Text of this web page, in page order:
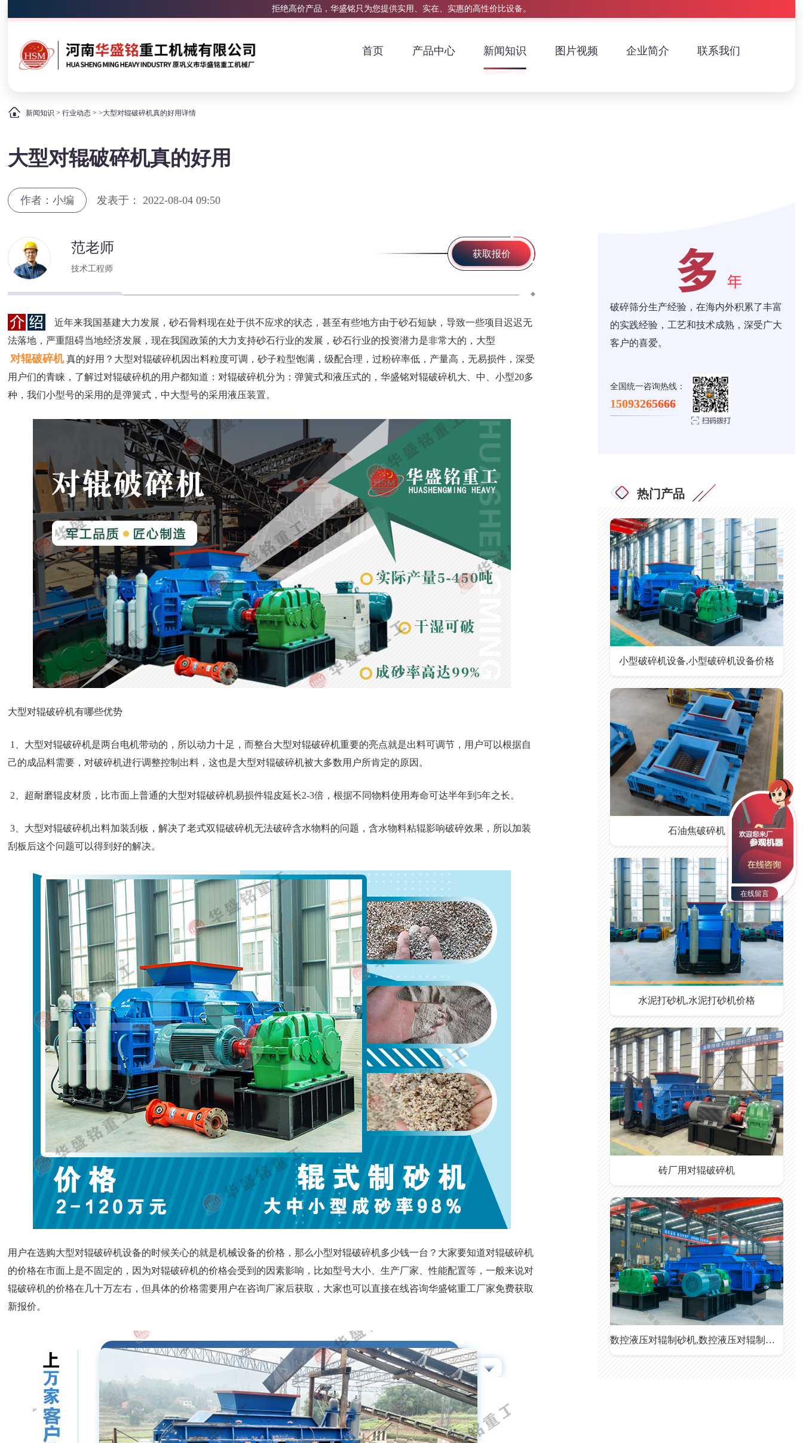
拒绝高价产品，华盛铭只为您提供实用、实在、实惠的高性价比设备。
首页 产品中心 新闻知识 图片视频 企业简介 联系我们
新闻知识 >行业动态 > >大型对辊破碎机真的好用详情
大型对辊破碎机真的好用
作者：小编 发表于： 2022-08-04 09:50
范老师
技术工程师
获取报价
近年来我国基建大力发展，砂石骨料现在处于供不应求的状态，甚至有些地方由于砂石短缺，导致一些项目迟迟无
法落地，严重阻碍当地经济发展，现在我国政策的大力支持砂石行业的发展，砂石行业的投资潜力是非常大的，大型
对辊破碎机 真的好用？大型对辊破碎机因出料粒度可调，砂子粒型饱满，级配合理，过粉碎率低，产量高，无易损件，深受
用户们的青睐，了解过对辊破碎机的用户都知道：对辊破碎机分为：弹簧式和液压式的，华盛铭对辊破碎机大、中、小型20多
种，我们小型号的采用的是弹簧式，中大型号的采用液压装置。
大型对辊破碎机有哪些优势
1、大型对辊破碎机是两台电机带动的，所以动力十足，而整台大型对辊破碎机重要的亮点就是出料可调节，用户可以根据自
己的成品料需要，对破碎机进行调整控制出料，这也是大型对辊破碎机被大多数用户所肯定的原因。
2、超耐磨辊皮材质，比市面上普通的大型对辊破碎机易损件辊皮延长2-3倍，根据不同物料使用寿命可达半年到5年之长。
3、大型对辊破碎机出料加装刮板，解决了老式双辊破碎机无法破碎含水物料的问题，含水物料粘辊影响破碎效果，所以加装
刮板后这个问题可以得到好的解决。
用户在选购大型对辊破碎机设备的时候关心的就是机械设备的价格，那么小型对辊破碎机多少钱一台？大家要知道对辊破碎机
的价格在市面上是不固定的，因为对辊破碎机的价格会受到的因素影响，比如型号大小、生产厂家、性能配置等，一般来说对
辊破碎机的价格在几十万左右，但具体的价格需要用户在咨询厂家后获取，大家也可以直接在线咨询华盛铭重工厂家免费获取
新报价。
破碎筛分生产经验，在海内外积累了丰富
的实践经验，工艺和技术成熟，深受广大
客户的喜爱。
全国统一咨询热线：
15093265666
热门产品
小型破碎机设备,小型破碎机设备价格
石油焦破碎机
水泥打砂机,水泥打砂机价格
砖厂用对辊破碎机
数控液压对辊制砂机,数控液压对辊制砂机价格
在线留言